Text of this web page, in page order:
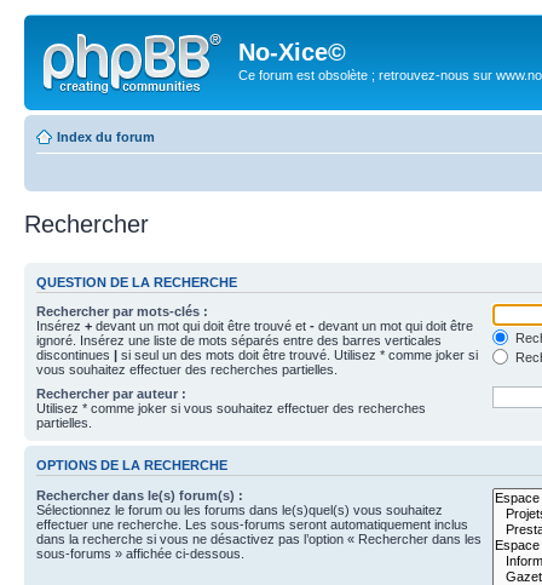
No-Xice©
Ce forum est obsolète ; retrouvez-nous sur
Index du forum
Rechercher
QUESTION DE LA RECHERCHE
Rechercher par mots-clés :
Insérez + devant un mot qui doit être trouvé et - devant un mot qui doit être
ignoré. Insérez une liste de mots séparés entre des barres verticales
discontinues | si seul un des mots doit être trouvé. Utilisez * comme joker si
vous souhaitez effectuer des recherches partielles.
Rechercher par auteur :
Utilisez * comme joker si vous souhaitez effectuer des recherches
partielles.
OPTIONS DE LA RECHERCHE
Rechercher dans le(s) forum(s) :
Sélectionnez le forum ou les forums dans le(s)quel(s) vous souhaitez
effectuer une recherche. Les sous-forums seront automatiquement inclus
dans la recherche si vous ne désactivez pas l’option « Rechercher dans les
sous-forums » affichée ci-dessous.